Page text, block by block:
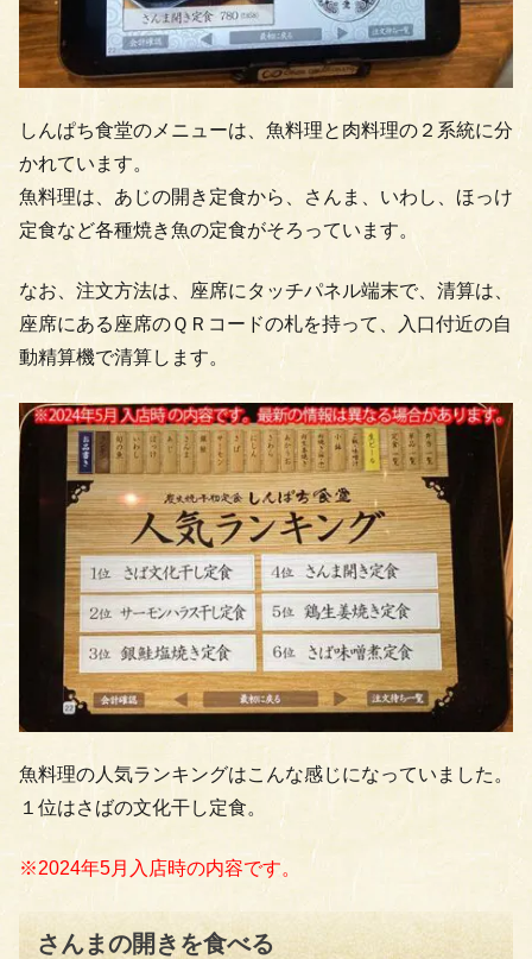
しんぱち食堂のメニューは、魚料理と肉料理の２系統に分
かれています。
魚料理は、あじの開き定食から、さんま、いわし、ほっけ
定食など各種焼き魚の定食がそろっています。
なお、注文方法は、座席にタッチパネル端末で、清算は、
座席にある座席のＱＲコードの札を持って、入口付近の自
動精算機で清算します。
魚料理の人気ランキングはこんな感じになっていました。
１位はさばの文化干し定食。
※2024年5月入店時の内容です。
さんまの開きを食べる